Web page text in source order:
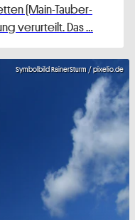
(Main-Tauber-
verurteilt. Das …
Symbolbild RainerSturm / pixelio.de